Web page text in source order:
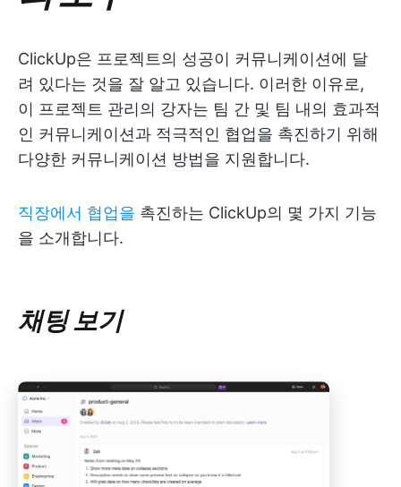
ClickUp은 프로젝트의 성공이 커뮤니케이션에 달
려 있다는 것을 잘 알고 있습니다. 이러한 이유로,
이 프로젝트 관리의 강자는 팀 간 및 팀 내의 효과적
인 커뮤니케이션과 적극적인 협업을 촉진하기 위해
다양한 커뮤니케이션 방법을 지원합니다.
직장에서 협업을 촉진하는 ClickUp의 몇 가지 기능
을 소개합니다.
채팅 보기